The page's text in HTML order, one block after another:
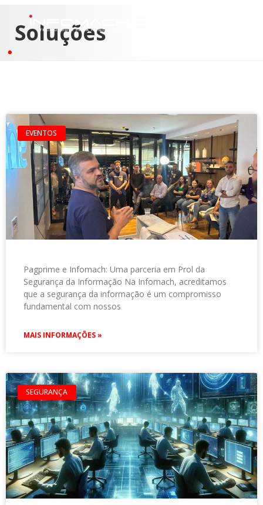
Soluções
EVENTOS
Pagprime e Infomach: Uma parceria em Prol da
Segurança da Informação Na Infomach, acreditamos
que a segurança da informação é um compromisso
fundamental com nossos
MAIS INFORMAÇÕES »
SEGURANÇA